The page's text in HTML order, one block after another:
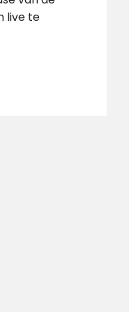
live te